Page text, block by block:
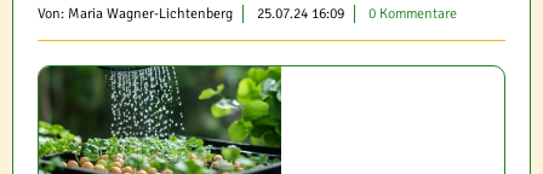
Von: Maria Wagner-Lichtenberg 25.07.24 16:09 0 Kommentare